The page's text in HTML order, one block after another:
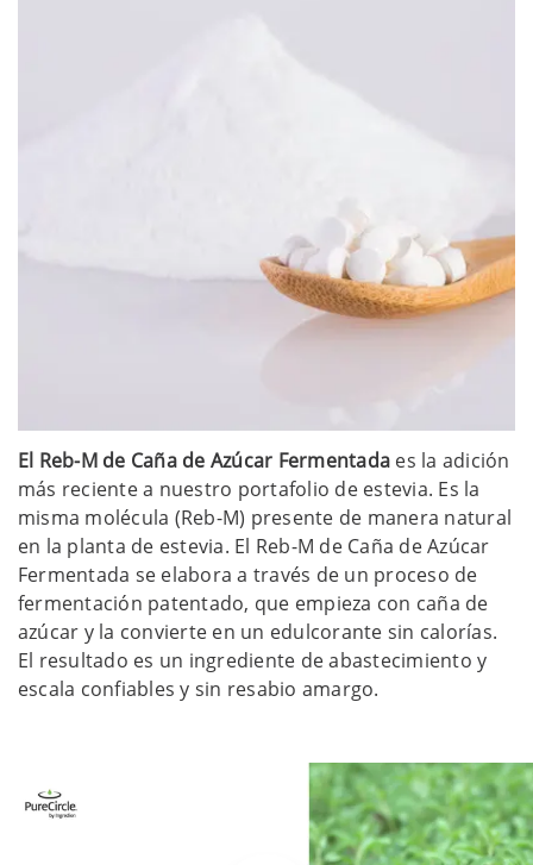
El Reb-M de Caña de Azúcar Fermentada es la adición
más reciente a nuestro portafolio de estevia. Es la
misma molécula (Reb-M) presente de manera natural
en la planta de estevia. El Reb-M de Caña de Azúcar
Fermentada se elabora a través de un proceso de
fermentación patentado, que empieza con caña de
azúcar y la convierte en un edulcorante sin calorías.
El resultado es un ingrediente de abastecimiento y
escala confiables y sin resabio amargo.